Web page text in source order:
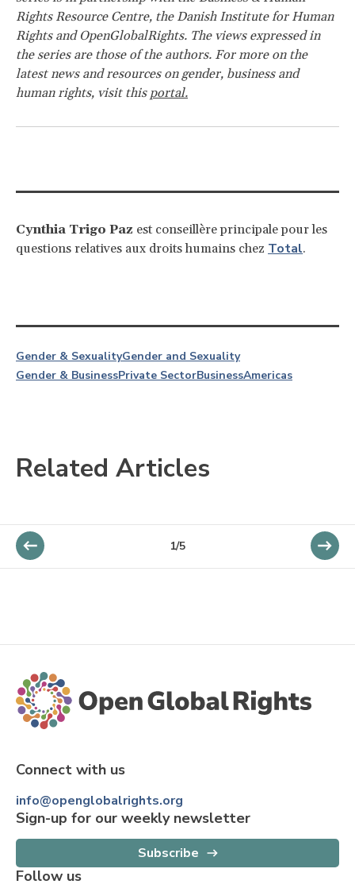
Rights Resource Centre, the Danish Institute for Human
Rights and OpenGlobalRights. The views expressed in
the series are those of the authors. For more on the
latest news and resources on gender, business and
human rights, visit this portal.
Cynthia Trigo Paz est conseillère principale pour les
questions relatives aux droits humains chez Total.
Gender & SexualityGender and Sexuality
Gender & BusinessPrivate SectorBusinessAmericas
Related Articles
1/5
Connect with us
info@openglobalrights.org
Sign-up for our weekly newsletter
Subscribe
Follow us